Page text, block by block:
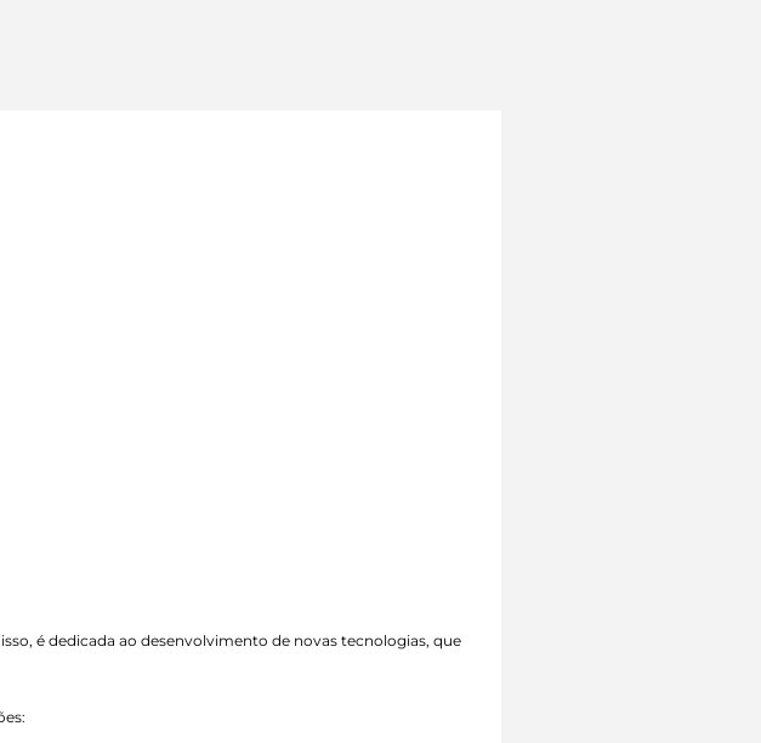
é dedicada ao desenvolvimento de novas tecnologias, que